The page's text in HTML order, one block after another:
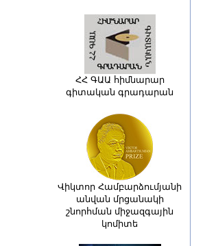
ՀՀ ԳԱԱ հիմնարար
գիտական գրադարան
Վիկտոր Համբարձումյանի
անվան մրցանակի
շնորհման միջազգային
կոմիտե